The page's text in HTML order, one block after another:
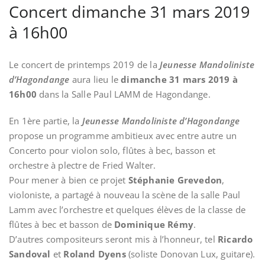
Concert dimanche 31 mars 2019
à 16h00
Le concert de printemps 2019 de la Jeunesse Mandoliniste
d’Hagondange aura lieu ledimanche 31 mars 2019 à
16h00 dans la Salle Paul LAMM de Hagondange.
En 1ère partie, la Jeunesse Mandoliniste d’Hagondange
propose un programme ambitieux avec entre autre un
Concerto pour violon solo, flûtes à bec, basson et
orchestre à plectre de Fried Walter.
Pour mener à bien ce projet Stéphanie Grevedon,
violoniste, a partagé à nouveau la scène de la salle Paul
Lamm avec l’orchestre et quelques élèves de la classe de
flûtes à bec et basson de Dominique Rémy.
D’autres compositeurs seront mis à l’honneur, tel Ricardo
Sandoval et Roland Dyens(soliste Donovan Lux, guitare).